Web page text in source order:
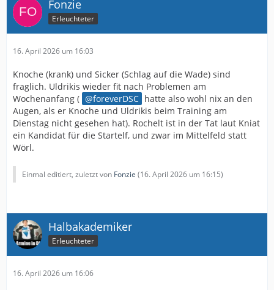
Fonzie
Erleuchteter
16. April 2026 um 16:03
Knoche (krank) und Sicker (Schlag auf die Wade) sind
fraglich. Uldrikis wieder fit nach Problemen am
Wochenanfang (
foreverDSC hatte also wohl nix an den
Augen, als er Knoche und Uldrikis beim Training am
Dienstag nicht gesehen hat). Rochelt ist in der Tat laut Kniat
ein Kandidat für die Startelf, und zwar im Mittelfeld statt
Wörl.
Einmal editiert, zuletzt von Fonzie (16. April 2026 um 16:15)
Halbakademiker
Erleuchteter
16. April 2026 um 16:06